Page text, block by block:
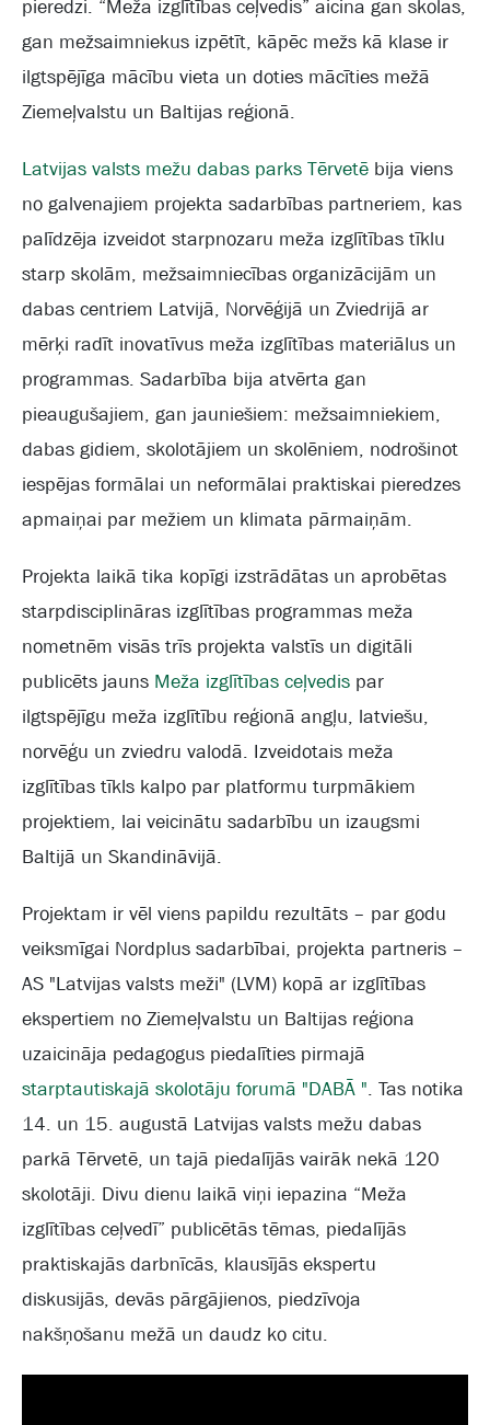
pieredzi. “Meža izglītības ceļvedis” aicina gan skolas,
gan mežsaimniekus izpētīt, kāpēc mežs kā klase ir
ilgtspējīga mācību vieta un doties mācīties mežā
Ziemeļvalstu un Baltijas reģionā.
Latvijas valsts mežu dabas parks Tērvetē bija viens
no galvenajiem projekta sadarbības partneriem, kas
palīdzēja izveidot starpnozaru meža izglītības tīklu
starp skolām, mežsaimniecības organizācijām un
dabas centriem Latvijā, Norvēģijā un Zviedrijā ar
mērķi radīt inovatīvus meža izglītības materiālus un
programmas. Sadarbība bija atvērta gan
pieaugušajiem, gan jauniešiem: mežsaimniekiem,
dabas gidiem, skolotājiem un skolēniem, nodrošinot
iespējas formālai un neformālai praktiskai pieredzes
apmaiņai par mežiem un klimata pārmaiņām.
Projekta laikā tika kopīgi izstrādātas un aprobētas
starpdisciplināras izglītības programmas meža
nometnēm visās trīs projekta valstīs un digitāli
publicēts jauns Meža izglītības ceļvedis par
ilgtspējīgu meža izglītību reģionā angļu, latviešu,
norvēģu un zviedru valodā. Izveidotais meža
izglītības tīkls kalpo par platformu turpmākiem
projektiem, lai veicinātu sadarbību un izaugsmi
Baltijā un Skandināvijā.
Projektam ir vēl viens papildu rezultāts – par godu
veiksmīgai Nordplus sadarbībai, projekta partneris –
AS "Latvijas valsts meži" (LVM) kopā ar izglītības
ekspertiem no Ziemeļvalstu un Baltijas reģiona
uzaicināja pedagogus piedalīties pirmajā
starptautiskajā skolotāju forumā "DABĀ ". Tas notika
14. un 15. augustā Latvijas valsts mežu dabas
parkā Tērvetē, un tajā piedalījās vairāk nekā 120
skolotāji. Divu dienu laikā viņi iepazina “Meža
izglītības ceļvedī” publicētās tēmas, piedalījās
praktiskajās darbnīcās, klausījās ekspertu
diskusijās, devās pārgājienos, piedzīvoja
nakšņošanu mežā un daudz ko citu.